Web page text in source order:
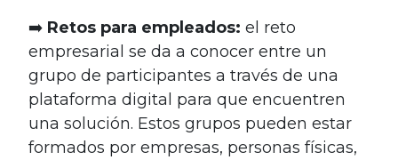
➡️ Retos para empleados: el reto
empresarial se da a conocer entre un
grupo de participantes a través de una
plataforma digital para que encuentren
una solución. Estos grupos pueden estar
formados por empresas, personas físicas,